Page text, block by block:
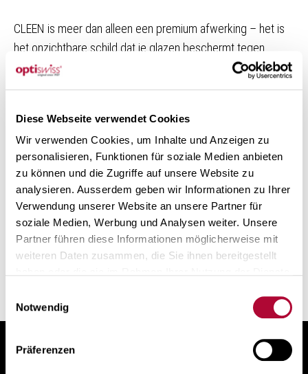
Diese Webseite verwendet Cookies
Wir verwenden Cookies, um Inhalte und Anzeigen zu
personalisieren, Funktionen für soziale Medien anbieten
zu können und die Zugriffe auf unsere Website zu
analysieren. Ausserdem geben wir Informationen zu Ihrer
Verwendung unserer Website an unsere Partner für
soziale Medien, Werbung und Analysen weiter. Unsere
Partner führen diese Informationen möglicherweise mit
weiteren Daten zusammen, die Sie ihnen bereitgestellt
Daten und Ihre Rechte zu erfahren
Notwendig
Präferenzen
CLEEN is meer dan alleen een premium afwerking – het is
het onzichtbare schild dat je glazen beschermt tegen
water, stof en strepen. Ontwikkeld bij Optiswiss in Bazel,
versterkt CLEEN de hoogwaardige coatings Optiplas
zuiverheid en gebruiksgemak.
ONTDEK NU
Terug naar het overzicht